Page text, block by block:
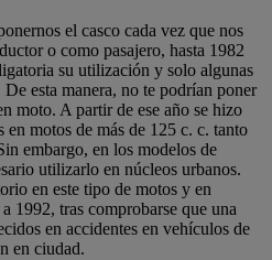
el casco cada vez que nos
o como pasajero, hasta 1982
su utilización y solo algunas
esta manera, no te podrían poner
moto. A partir de ese año se hizo
en motos de más de 125 c. c. tanto
embargo, en los modelos de
utilizarlo en núcleos urbanos.
en este tipo de motos y en
1992, tras comprobarse que una
en accidentes en vehículos de
en ciudad.